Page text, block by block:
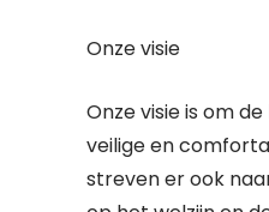
Onze visie
Onze visie is om
veilige en
streven er ook